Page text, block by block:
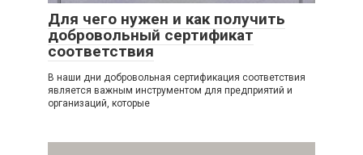
Для чего нужен и как получить
добровольный сертификат
соответствия
В наши дни добровольная сертификация соответствия
является важным инструментом для предприятий и
организаций, которые